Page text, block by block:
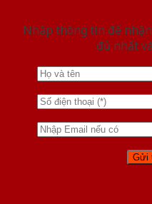
Nhập thông tin để
đủ nhất